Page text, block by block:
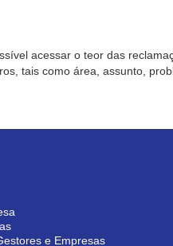
acessar o teor das
tais como área, assunto,
e Empresas